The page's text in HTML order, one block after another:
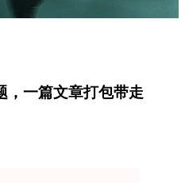
，一篇文章打包带走